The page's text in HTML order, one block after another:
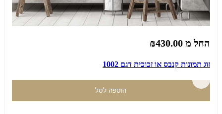
החל מ ₪430.00
זוג תמונות קנבס או זכוכית דגם 1002
הוספה לסל